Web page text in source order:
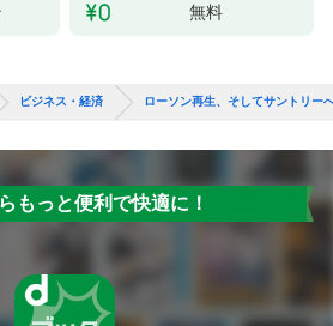
無料
ビジネス・経済 ローソン再生、そしてサントリ
もっと便利で快適に！